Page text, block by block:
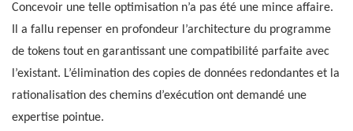
Concevoir une telle optimisation n’a pas été une mince affaire.
Il a fallu repenser en profondeur l’architecture du programme
de tokens tout en garantissant une compatibilité parfaite avec
l’existant. L’élimination des copies de données redondantes et la
rationalisation des chemins d’exécution ont demandé une
expertise pointue.